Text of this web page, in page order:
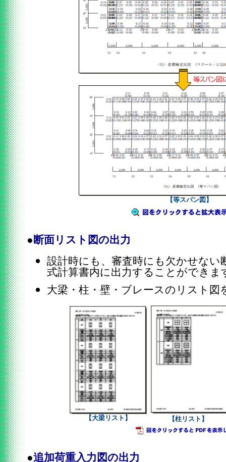
【等スパン図】
● 断面リスト図の出力
設計時にも、審査時にも欠かせない
式計算書内に出力することができま
大梁・柱・壁・ブレースのリスト図
【大梁リスト】 【柱リスト】
●追加荷重入力図の出力